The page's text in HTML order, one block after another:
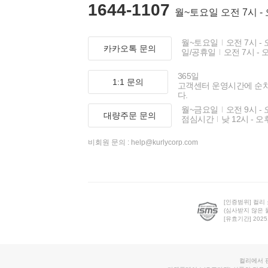
1644-1107 월~토요일 오전 7시 -
카카오톡 문의
월~토요일
오전 7시 -
일/공휴일
오전 7시 -
1:1 문의
365일
고객센터 운영시간에 순
다.
대량주문 문의
월~금요일
오전 9시 -
점심시간
낮 12시 - 오
비회원 문의 : help@kurlycorp.com
[인증범위] 컬리
(심사받지 않은
[유효기간]
컬리에서